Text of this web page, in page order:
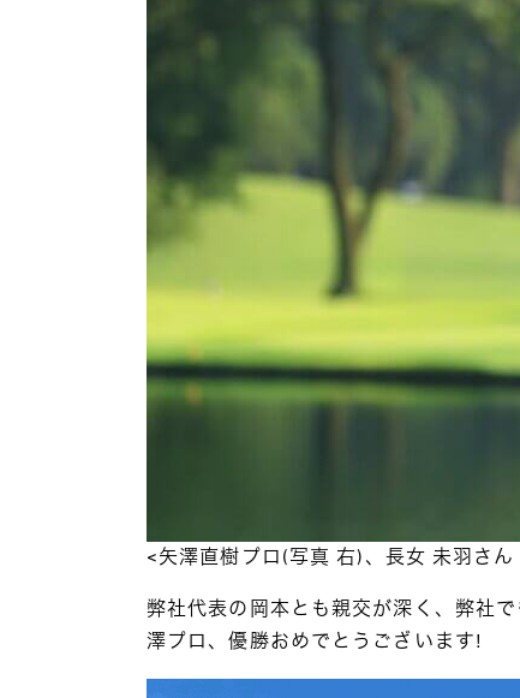
<矢澤直樹プロ(写真 右)、長女 未羽さ
弊社代表の岡本とも親交が深く、弊社
澤プロ、優勝おめでとうございます!